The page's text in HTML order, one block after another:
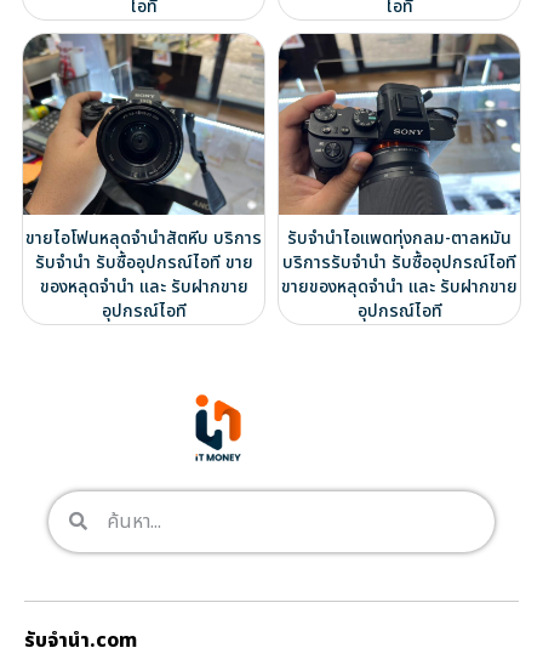
ไอที
ไอที
ขายไอโฟนหลุดจำนำสัตหีบ บริการ
รับจำนำ รับซื้ออุปกรณ์ไอที ขาย
ของหลุดจำนำ และ รับฝากขาย
อุปกรณ์ไอที
รับจำนำไอแพดทุ่งกลม-ตาลหมัน
บริการรับจำนำ รับซื้ออุปกรณ์ไอที
ขายของหลุดจำนำ และ รับฝากขาย
อุปกรณ์ไอที
รับจํานํา.com